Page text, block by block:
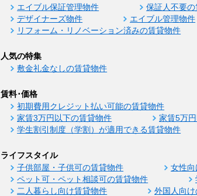
エイブル保証管理物件 保証人不要
デザイナーズ物件
エイブル管理物件
リフォーム・リノベーション済みの賃貸物件
人気の特集
敷金礼金なしの賃貸物件
賃料･価格
初期費用クレジット払い可能の賃貸物件
家賃3万円以下の賃貸物件
家賃5万
学生割引制度（学割）が適用できる賃貸物件
ライフスタイル
子供部屋・子供可の賃貸物件 女性
ペット可・ペット相談可の賃貸物件
二人暮らし向け賃貸物件
外国人向